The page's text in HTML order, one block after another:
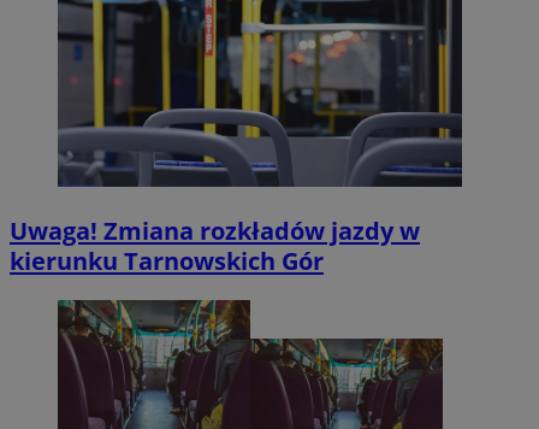
Uwaga! Zmiana rozkładów jazdy w
kierunku Tarnowskich Gór